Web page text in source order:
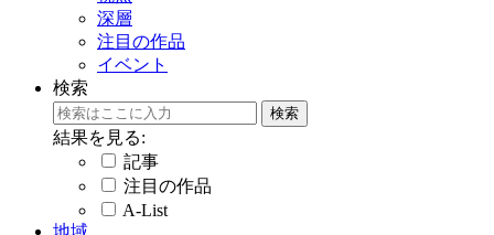
深層
注目の作品
イベント
検索
結果を見る:
記事
注目の作品
A-List
地域